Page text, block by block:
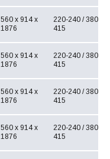
560 x 914 x
1876
220-240 / 380-
415
560 x 914 x
1876
220-240 / 380-
415
560 x 914 x
1876
220-240 / 380-
415
560 x 914 x
1876
220-240 / 380-
415